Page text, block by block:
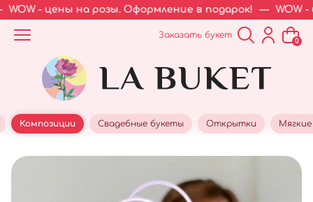
- цены на розы. Оформление в подарок! — WOW -
Заказать букет
0
Композиции Свадебные букеты Открытки